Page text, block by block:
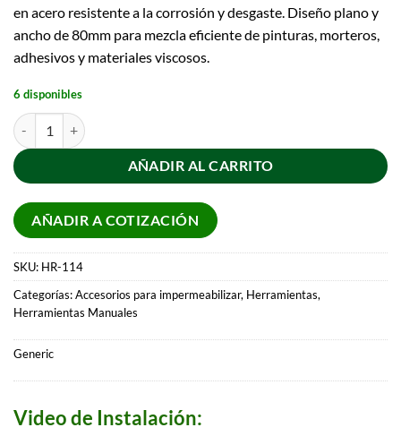
en acero resistente a la corrosión y desgaste. Diseño plano y
ancho de 80mm para mezcla eficiente de pinturas, morteros,
adhesivos y materiales viscosos.
6 disponibles
AÑADIR AL CARRITO
AÑADIR A COTIZACIÓN
SKU: HR-114
Categorías:Accesorios para impermeabilizar, Herramientas,
Herramientas Manuales
Generic
Video de Instalación: